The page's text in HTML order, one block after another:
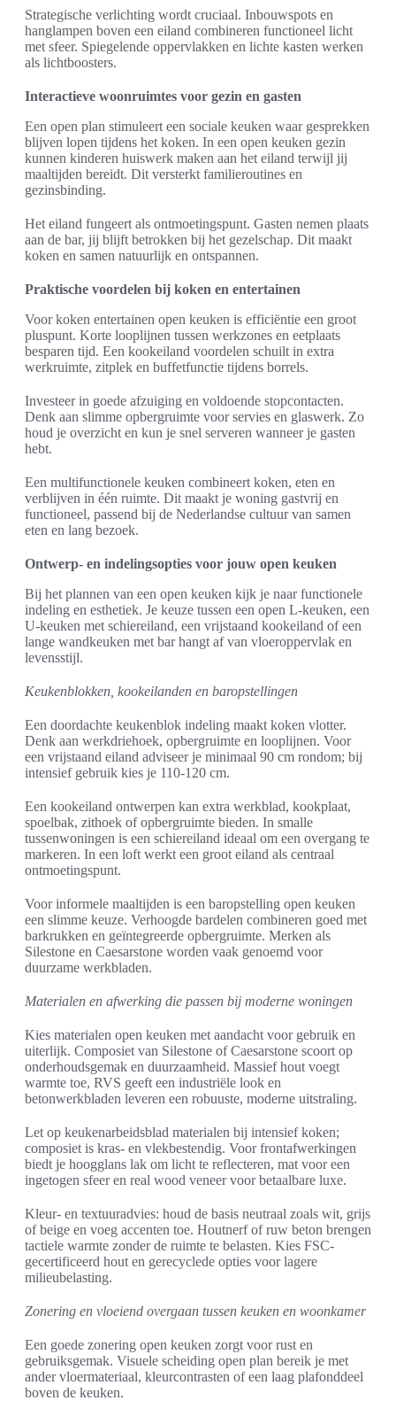
Strategische verlichting wordt cruciaal. Inbouwspots en
hanglampen boven een eiland combineren functioneel licht
met sfeer. Spiegelende oppervlakken en lichte kasten werken
als lichtboosters.
Interactieve woonruimtes voor gezin en gasten
Een open plan stimuleert een sociale keuken waar gesprekken
blijven lopen tijdens het koken. In een open keuken gezin
kunnen kinderen huiswerk maken aan het eiland terwijl jij
maaltijden bereidt. Dit versterkt familieroutines en
gezinsbinding.
Het eiland fungeert als ontmoetingspunt. Gasten nemen plaats
aan de bar, jij blijft betrokken bij het gezelschap. Dit maakt
koken en samen natuurlijk en ontspannen.
Praktische voordelen bij koken en entertainen
Voor koken entertainen open keuken is efficiëntie een groot
pluspunt. Korte looplijnen tussen werkzones en eetplaats
besparen tijd. Een kookeiland voordelen schuilt in extra
werkruimte, zitplek en buffetfunctie tijdens borrels.
Investeer in goede afzuiging en voldoende stopcontacten.
Denk aan slimme opbergruimte voor servies en glaswerk. Zo
houd je overzicht en kun je snel serveren wanneer je gasten
hebt.
Een multifunctionele keuken combineert koken, eten en
verblijven in één ruimte. Dit maakt je woning gastvrij en
functioneel, passend bij de Nederlandse cultuur van samen
eten en lang bezoek.
Ontwerp- en indelingsopties voor jouw open keuken
Bij het plannen van een open keuken kijk je naar functionele
indeling en esthetiek. Je keuze tussen een open L-keuken, een
U-keuken met schiereiland, een vrijstaand kookeiland of een
lange wandkeuken met bar hangt af van vloeroppervlak en
levensstijl.
Keukenblokken, kookeilanden en baropstellingen
Een doordachte keukenblok indeling maakt koken vlotter.
Denk aan werkdriehoek, opbergruimte en looplijnen. Voor
een vrijstaand eiland adviseer je minimaal 90 cm rondom; bij
intensief gebruik kies je 110-120 cm.
Een kookeiland ontwerpen kan extra werkblad, kookplaat,
spoelbak, zithoek of opbergruimte bieden. In smalle
tussenwoningen is een schiereiland ideaal om een overgang te
markeren. In een loft werkt een groot eiland als centraal
ontmoetingspunt.
Voor informele maaltijden is een baropstelling open keuken
een slimme keuze. Verhoogde bardelen combineren goed met
barkrukken en geïntegreerde opbergruimte. Merken als
Silestone en Caesarstone worden vaak genoemd voor
duurzame werkbladen.
Materialen en afwerking die passen bij moderne woningen
Kies materialen open keuken met aandacht voor gebruik en
uiterlijk. Composiet van Silestone of Caesarstone scoort op
onderhoudsgemak en duurzaamheid. Massief hout voegt
warmte toe, RVS geeft een industriële look en
betonwerkbladen leveren een robuuste, moderne uitstraling.
Let op keukenarbeidsblad materialen bij intensief koken;
composiet is kras- en vlekbestendig. Voor frontafwerkingen
biedt je hoogglans lak om licht te reflecteren, mat voor een
ingetogen sfeer en real wood veneer voor betaalbare luxe.
Kleur- en textuuradvies: houd de basis neutraal zoals wit, grijs
of beige en voeg accenten toe. Houtnerf of ruw beton brengen
tactiele warmte zonder de ruimte te belasten. Kies FSC-
gecertificeerd hout en gerecyclede opties voor lagere
milieubelasting.
Zonering en vloeiend overgaan tussen keuken en woonkamer
Een goede zonering open keuken zorgt voor rust en
gebruiksgemak. Visuele scheiding open plan bereik je met
ander vloermateriaal, kleurcontrasten of een laag plafonddeel
boven de keuken.